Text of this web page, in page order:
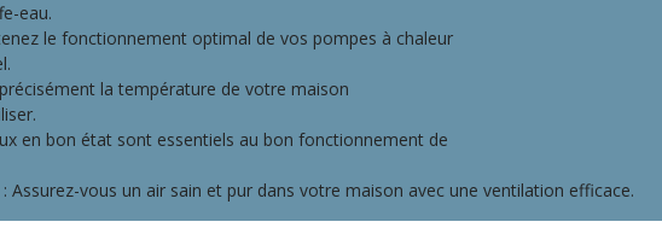
eau.
le fonctionnement optimal de vos pompes à chaleur
la température de votre maison
en bon état sont essentiels au bon fonctionnement de
: Assurez-vous un air sain et pur dans votre maison avec une ventilation efficace.